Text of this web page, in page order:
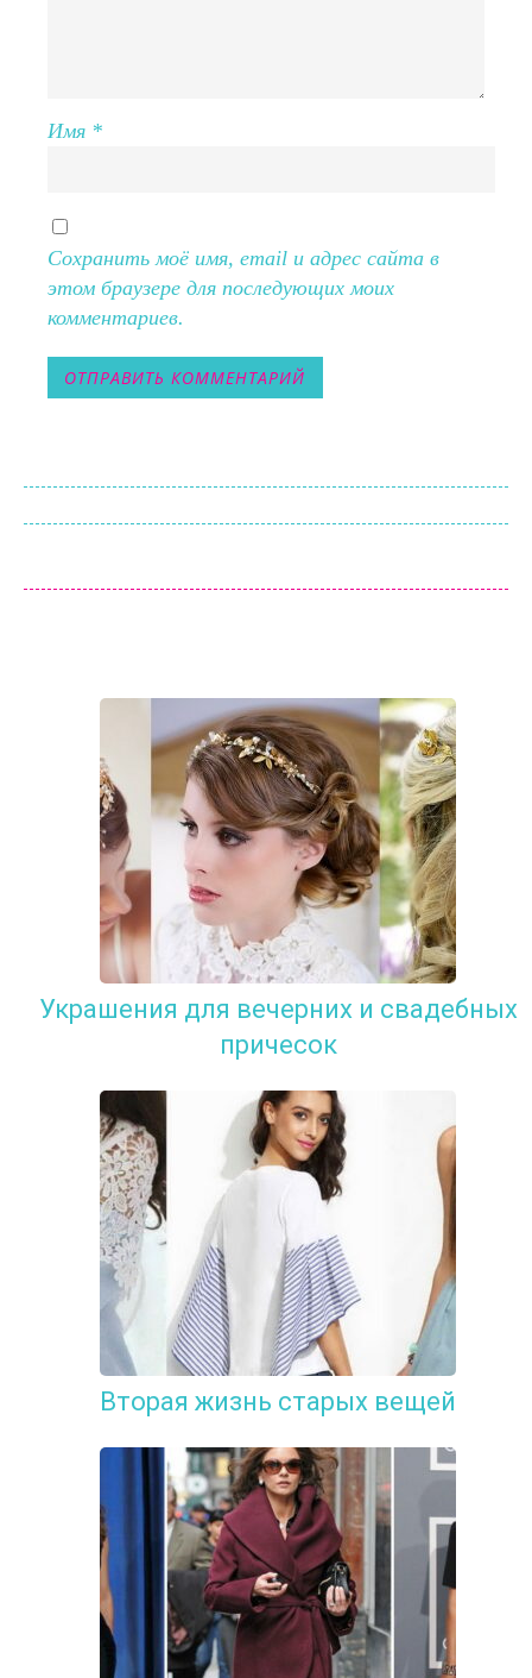
Имя *
Сохранить моё имя, email и адрес сайта в
этом браузере для последующих моих
комментариев.
Украшения для вечерних и свадебных
причесок
Вторая жизнь старых вещей